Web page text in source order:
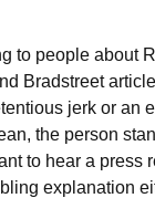
to people about
Bradstreet
jerk or an
the person
to hear a press
explanation